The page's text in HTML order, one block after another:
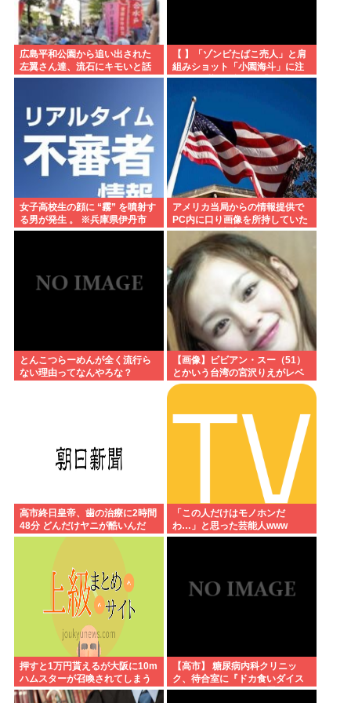
広島平和公園から追い出された
左翼さん達、流石にキモいと話
題に
【 】「ゾンビたばこ売人」と肩
組みショット「小園海斗」に注
がれる”厳しい視線” 「レギュラ
女子高校生の顔に “霧” を噴射す
る男が発生 。 ※兵庫県伊丹市
アメリカ当局からの情報提供で
PC内に口り画像を所持していた
日本人男を逮捕
とんこつらーめんが全く流行ら
ない理由ってなんやろな？
【画像】ビビアン・スー（51）
とかいう台湾の宮沢りえがレベ
チすぎる
高市終日皇帝、歯の治療に2時間
48分 どんだけヤニが酷いんだ
「この人だけはモノホンだ
わ…」と思った芸能人www
押すと1万円貰えるが大阪に10m
ハムスターが召喚されてしまう
ボタン
【高市】 糖尿病内科クリニッ
ク、待合室に『ドカ食いダイス
キ！もちづきさん』を置いてし